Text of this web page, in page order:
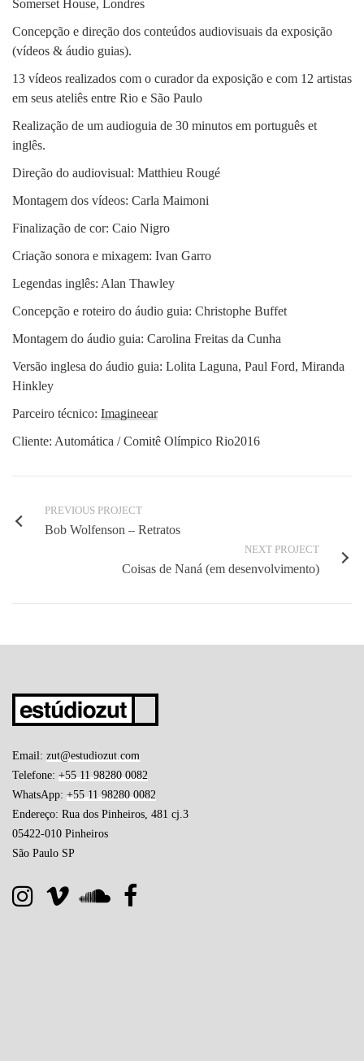
Somerset House, Londres
Concepção e direção dos conteúdos audiovisuais da exposição
(vídeos & áudio guias).
13 vídeos realizados com o curador da exposição e com 12 artistas
em seus ateliês entre Rio e São Paulo
Realização de um audioguia de 30 minutos em português et
inglês.
Direção do audiovisual: Matthieu Rougé
Montagem dos vídeos: Carla Maimoni
Finalização de cor: Caio Nigro
Criação sonora e mixagem: Ivan Garro
Legendas inglês: Alan Thawley
Concepção e roteiro do áudio guia: Christophe Buffet
Montagem do áudio guia: Carolina Freitas da Cunha
Versão inglesa do áudio guia: Lolita Laguna, Paul Ford, Miranda
Hinkley
Parceiro técnico: Imagineear
Cliente: Automática / Comitê Olímpico Rio2016
PREVIOUS PROJECT
Bob Wolfenson – Retratos
NEXT PROJECT
Coisas de Naná (em desenvolvimento)
Email: zut@estudiozut.com
Telefone: +55 11 98280 0082
WhatsApp: +55 11 98280 0082
Endereço: Rua dos Pinheiros, 481 cj.3
05422-010 Pinheiros
São Paulo SP